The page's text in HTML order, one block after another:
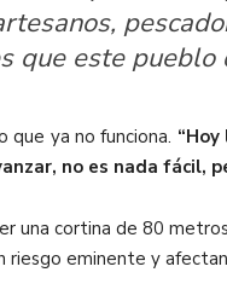
que este pueblo
ya no funciona. “
no es nada fácil,
una cortina de 80
riesgo eminente y